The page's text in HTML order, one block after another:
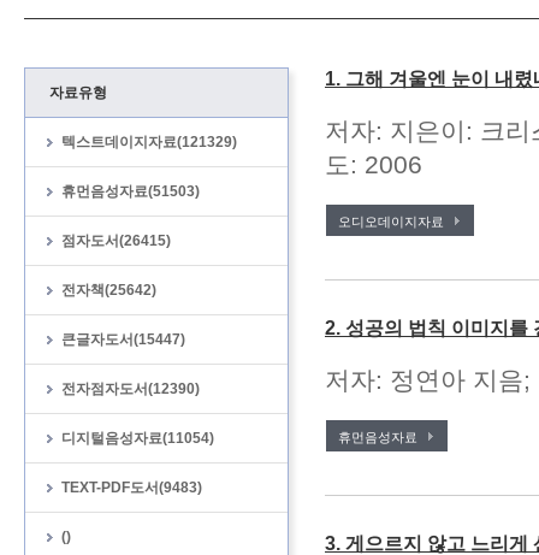
자료유형
텍스트데이지자료(121329)
휴먼음성자료(51503)
점자도서(26415)
전자책(25642)
큰글자도서(15447)
전자점자도서(12390)
디지털음성자료(11054)
TEXT-PDF도서(9483)
()
1. 그해 겨울엔 눈이 내렸
저자: 지은이: 크
도: 2006
오디오데이지자료
2. 성공의 법칙 이미지를
저자: 정연아 지음
휴먼음성자료
3. 게으르지 않고 느리게